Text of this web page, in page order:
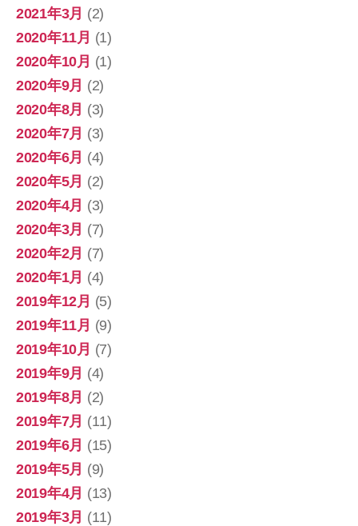
2021年3月 (2)
2020年11月 (1)
2020年10月 (1)
2020年9月 (2)
2020年8月 (3)
2020年7月 (3)
2020年6月 (4)
2020年5月 (2)
2020年4月 (3)
2020年3月 (7)
2020年2月 (7)
2020年1月 (4)
2019年12月 (5)
2019年11月 (9)
2019年10月 (7)
2019年9月 (4)
2019年8月 (2)
2019年7月 (11)
2019年6月 (15)
2019年5月 (9)
2019年4月 (13)
2019年3月 (11)